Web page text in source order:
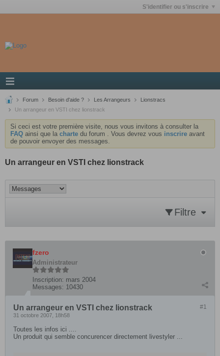
S'identifier ou s'inscrire
Forum Besoin d'aide ? Les Arrangeurs
Lionstracs
Un arrangeur en VSTI chez lionstrack
Si ceci est votre première visite, nous vous invitons à consulter la
FAQ ainsi que la charte du forum . Vous devrez vous inscrire avant
de pouvoir envoyer des messages.
Un arrangeur en VSTI chez lionstrack
Filtre
fzero
Administrateur
Inscription: mars 2004
Messages: 10430
#1
Un arrangeur en VSTI chez lionstrack
31 octobre 2007, 18h58
Toutes les infos ici ....
Un produit qui semble concurencer directement livestyler ...